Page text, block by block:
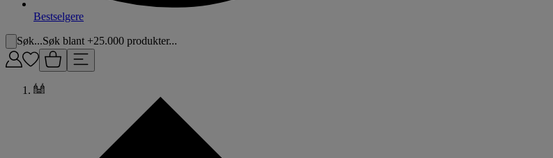
Bestselgere
Søk...Søk blant +25.000 produkter...